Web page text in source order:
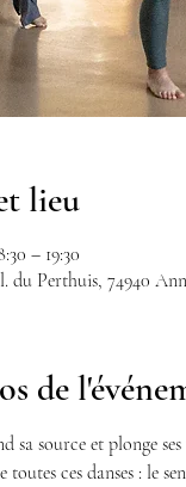
lieu
– 19:30
du Perthuis, 74940
de
sa source et plonge
ces danses : le